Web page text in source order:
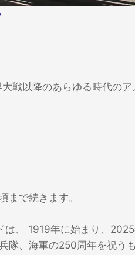
戦以降のあらゆる時代のア
まで続きます。
、 1919年に始まり、
隊、海軍の250周年を祝うも